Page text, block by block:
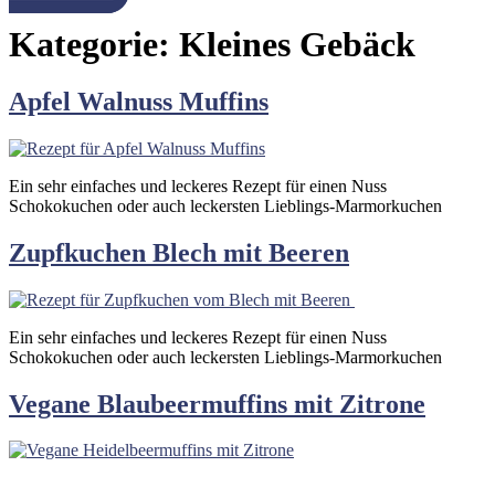
Kategorie: Kleines Gebäck
Apfel Walnuss Muffins
Ein sehr einfaches und leckeres Rezept für einen Nuss
Schokokuchen oder auch leckersten Lieblings-Marmorkuchen
Zupfkuchen Blech mit Beeren
Ein sehr einfaches und leckeres Rezept für einen Nuss
Schokokuchen oder auch leckersten Lieblings-Marmorkuchen
Vegane Blaubeermuffins mit Zitrone